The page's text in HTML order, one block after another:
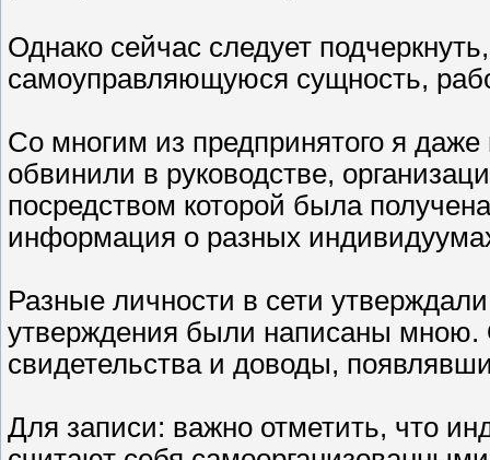
Однако сейчас следует
самоуправляющуюся сущность,
Со многим из предпринятого я
обвинили в руководстве,
посредством которой была
информация о разных
Разные личности в сети
утверждения были написаны мною.
свидетельства и доводы,
Для записи: важно отметить, что